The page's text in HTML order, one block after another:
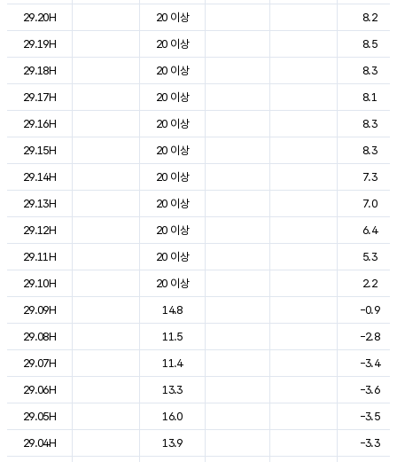
29.20H
20 이상
8.2
29.19H
20 이상
8.5
29.18H
20 이상
8.3
29.17H
20 이상
8.1
29.16H
20 이상
8.3
29.15H
20 이상
8.3
29.14H
20 이상
7.3
29.13H
20 이상
7.0
29.12H
20 이상
6.4
29.11H
20 이상
5.3
29.10H
20 이상
2.2
29.09H
14.8
-0.9
29.08H
11.5
-2.8
29.07H
11.4
-3.4
29.06H
13.3
-3.6
29.05H
16.0
-3.5
29.04H
13.9
-3.3